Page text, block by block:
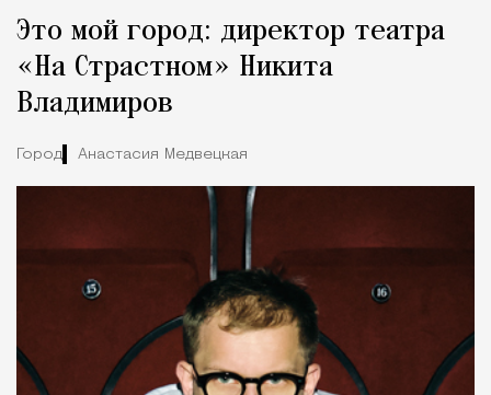
Это мой город: директор театра
«На Страстном» Никита
Владимиров
Город Анастасия Медвецкая